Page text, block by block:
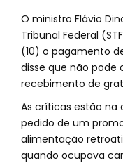
O ministro Flávio
Tribunal Federal
(10) o pagamento
disse que não
recebimento de
As críticas estão na
pedido de um
alimentação
quando ocupava